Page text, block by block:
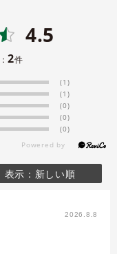
4.5
2件
(1)
(1)
(0)
(0)
(0)
表示：新しい順
2026.8.8